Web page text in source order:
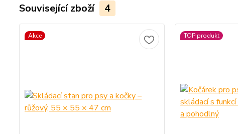
Související zboží 4
Akce TOP produkt